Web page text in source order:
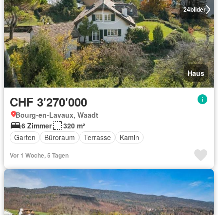
24bilder
Haus
CHF 3'270'000
Bourg-en-Lavaux, Waadt
6 Zimmer
320 m²
Garten
Büroraum Terrasse Kamin
Vor 1 Woche, 5 Tagen